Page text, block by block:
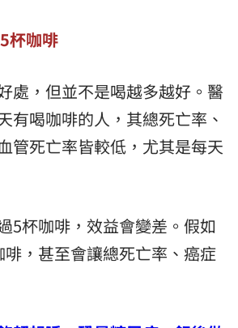
杯咖啡
處，但並不是喝越多越好。醫
有喝咖啡的人，其總死亡率、
管死亡率皆較低，尤其是每天
5杯咖啡，效益會變差。假如
，甚至會讓總死亡率、癌症